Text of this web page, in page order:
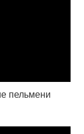
пельмени